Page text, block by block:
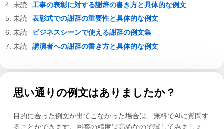
工事の表彰に対する謝辞の書き方と具体的な例文
表彰式での謝辞の重要性と具体的な例文
ビジネスシーンで使える謝辞の例文集
講演者への謝辞の書き方と具体的な例文
思い通りの例文はありましたか？
目的に合った例文が出てこなかった場合は、無料でAIに質問す
ることができます。回答の精度は高めなので試してみましょ